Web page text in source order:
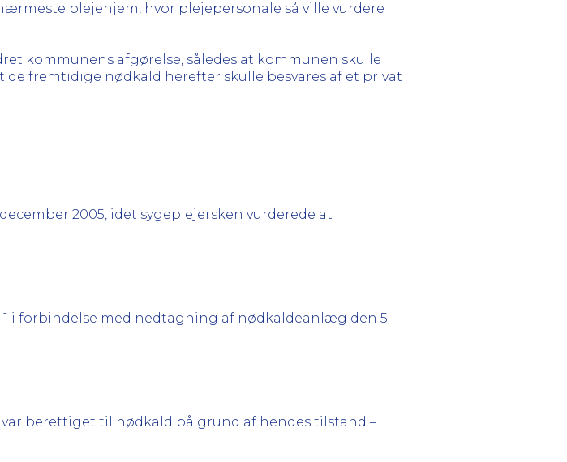
plejehjem, hvor plejepersonale så ville vurdere
kommunens afgørelse, således at kommunen skulle
fremtidige nødkald herefter skulle besvares af et privat
2005, idet sygeplejersken vurderede at
1 i forbindelse med nedtagning af nødkaldeanlæg den 5.
var berettiget til nødkald på grund af hendes tilstand –